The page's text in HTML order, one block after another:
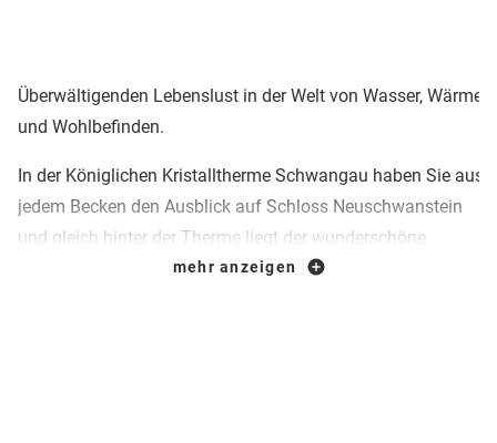
Überwältigenden Lebenslust in der Welt von Wasser, Wärme
und Wohlbefinden.
In der Königlichen Kristalltherme Schwangau haben Sie aus
jedem Becken den Ausblick auf Schloss Neuschwanstein
und gleich hinter der Therme liegt der wunderschöne
Forggensee, der viertgrößte See im Allgäu.
mehr anzeigen